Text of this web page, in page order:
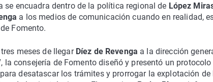
se encuadra dentro de la política regional de López
a los medios de comunicación cuando en realidad,
Fomento.
meses de llegar Díez de Revenga a la dirección
la consejería de Fomento diseñó y presentó un
desatascar los trámites y prorrogar la explotación